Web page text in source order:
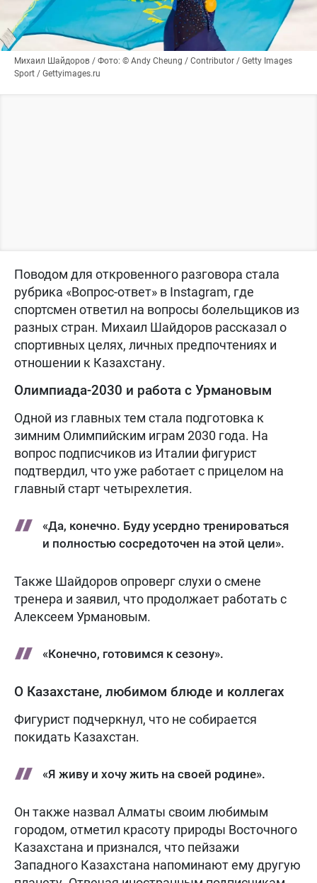
Михаил Шайдоров / Фото: © Andy Cheung / Contributor / Getty Images
Sport / Gettyimages.ru
Поводом для откровенного разговора стала
рубрика «Вопрос-ответ» в Instagram, где
спортсмен ответил на вопросы болельщиков из
разных стран. Михаил Шайдоров рассказал о
спортивных целях, личных предпочтениях и
отношении к Казахстану.
Олимпиада-2030 и работа с Урмановым
Одной из главных тем стала подготовка к
зимним Олимпийским играм 2030 года. На
вопрос подписчиков из Италии фигурист
подтвердил, что уже работает с прицелом на
главный старт четырехлетия.
«Да, конечно. Буду усердно тренироваться
и полностью сосредоточен на этой цели».
Также Шайдоров опроверг слухи о смене
тренера и заявил, что продолжает работать с
Алексеем Урмановым.
«Конечно, готовимся к сезону».
О Казахстане, любимом блюде и коллегах
Фигурист подчеркнул, что не собирается
покидать Казахстан.
«Я живу и хочу жить на своей родине».
Он также назвал Алматы своим любимым
городом, отметил красоту природы Восточного
Казахстана и признался, что пейзажи
Западного Казахстана напоминают ему другую